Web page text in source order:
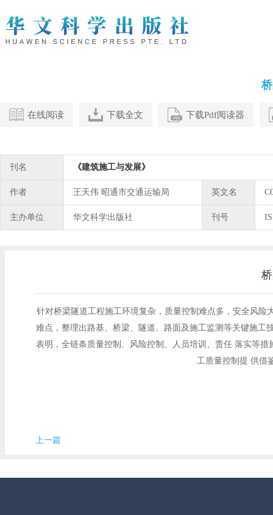
在线阅读 下载全文 下载Pdf阅读器
刊名 《建筑施工与发展》
作者 王天伟 昭通市交通运输局 英文名
主办单位 华文科学出版社 刊号
针对桥梁隧道工程施工环境复杂，质量控制难点多，安全风
难点，整理出路基、桥梁、隧道、路面及施工监测等关键施
表明，全链条质量控制、风险控制、人员培训、责任 落实等
工质量控制提 供借
上一篇